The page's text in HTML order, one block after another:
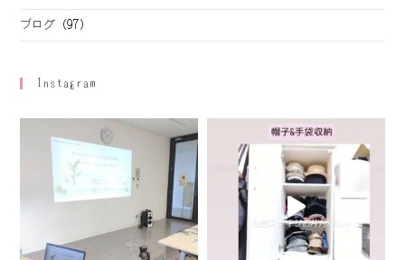
ブログ (97)
Instagram